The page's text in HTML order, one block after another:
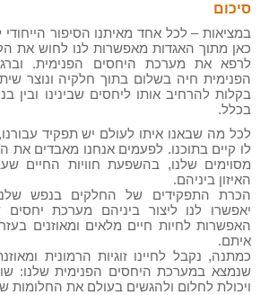
סיכום
במציאות – לכל אחד מאיתנו הסיפור
כאן מתוך האגדות מאפשרות לנו לחוש את
לרפא את מערכת היחסים הפנימית.
הפנימית חיה בשלום בתוך חלקיה ונוצר
בקלות להרחיב אותו ליחסים שבינינו ובין בני
בכלל.
לכל מה שבאנו איתו לעולם יש תפקיד
לו קיים בתוכנו. לפעמים אנחנו מאבדים את
מסוימים שלנו, בהשפעת חוויות החיים
האיזון ביניהם.
הכרת התפקידים של החלקים בנפש
יאפשרו לנו ליצור ביניהם מערכת
האפשרות לחיות חיים מלאים ומאוזנים
איתם.
כמתנה, נקבל לחיינו זוגיות הרמונית
שנמצא במערכת היחסים הפנימית שלנו:
ויכולת לחלום ולהגשים בעולם את החלומות